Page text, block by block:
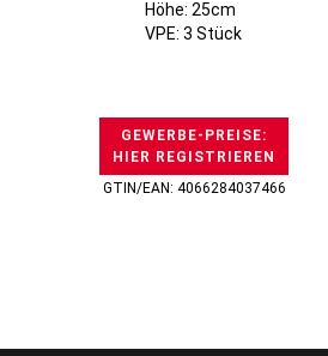
Höhe: 25cm
VPE: 3 Stück
GEWERBE-PREISE:
HIER REGISTRIEREN
GTIN/EAN: 4066284037466